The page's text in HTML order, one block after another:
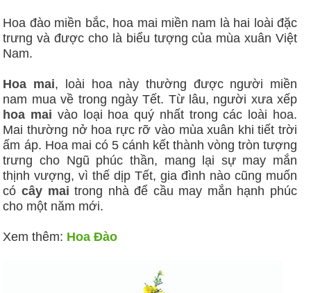
Hoa đào miền bắc, hoa mai miền nam là hai loài đặc
trưng và được cho là biểu tượng của mùa xuân Việt
Nam.
Hoa mai, loài hoa này thường được người miền
nam mua về trong ngày Tết. Từ lâu, người xưa xếp
hoa mai vào loại hoa quý nhất trong các loài hoa.
Mai thường nở hoa rực rỡ vào mùa xuân khi tiết trời
ấm áp. Hoa mai có 5 cánh kết thành vòng tròn tượng
trưng cho Ngũ phúc thần, mang lại sự may mắn
thịnh vượng, vì thế dịp Tết, gia đình nào cũng muốn
cócây mai trong nhà để cầu may mắn hạnh phúc
cho một năm mới.
Xem thêm: Hoa Đào